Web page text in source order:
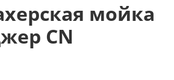
мойка
CN